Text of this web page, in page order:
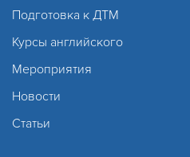
Подготовка к ДТМ
Курсы английского
Мероприятия
Новости
Статьи